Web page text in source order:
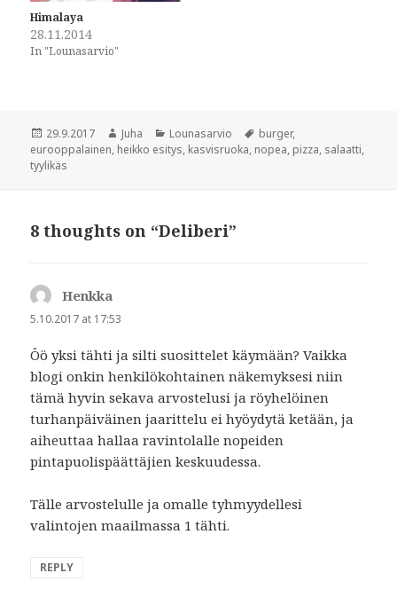
s
n
n
o
w
)
n
e
w
)
Himalaya
28.11.2014
In "Lounasarvio"
Posted
on
29.9.2017 Author
Juha Categories
Lounasarvio Tags
burger,
eurooppalainen, heikko esitys, kasvisruoka, nopea, pizza, salaatti,
tyylikäs
8 thoughts on “Deliberi”
Henkka
5.10.2017 at 17:53
Öö yksi tähti ja silti suosittelet käymään? Vaikka
blogi onkin henkilökohtainen näkemyksesi niin
tämä hyvin sekava arvostelusi ja röyhelöinen
turhanpäiväinen jaarittelu ei hyöydytä ketään, ja
aiheuttaa hallaa ravintolalle nopeiden
pintapuolispäättäjien keskuudessa.
Tälle arvostelulle ja omalle tyhmyydellesi
valintojen maailmassa 1 tähti.
REPLY